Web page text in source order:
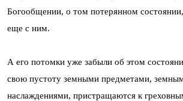
Богообщении, о том потерянном
еще с ним.
А его потомки уже забыли об этом
свою пустоту земными предметами,
наслаждениями, пристращаются к